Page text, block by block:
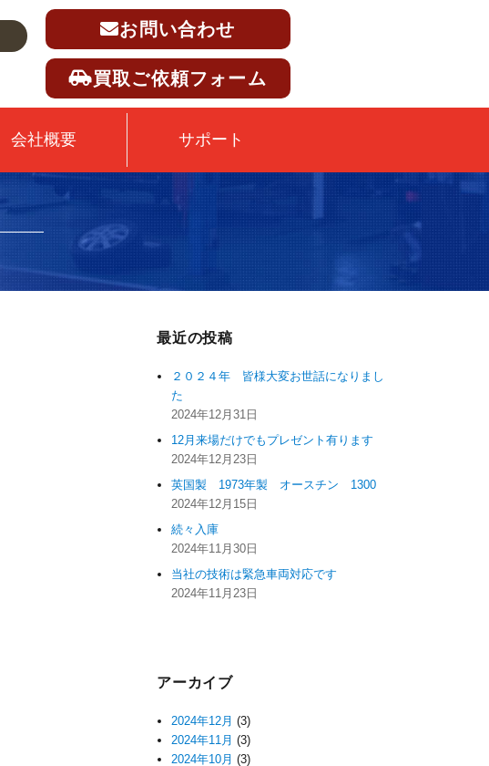
お問い合わせ
買取ご依頼フォーム
会社概要 サポート
最近の投稿
２０２４年 皆様大変お世話になりまし
た
2024年12月31日
12月来場だけでもプレゼント有ります
2024年12月23日
英国製 1973年製 オースチン 1300
2024年12月15日
続々入庫
2024年11月30日
当社の技術は緊急車両対応です
2024年11月23日
アーカイブ
2024年12月 (3)
2024年11月 (3)
2024年10月 (3)